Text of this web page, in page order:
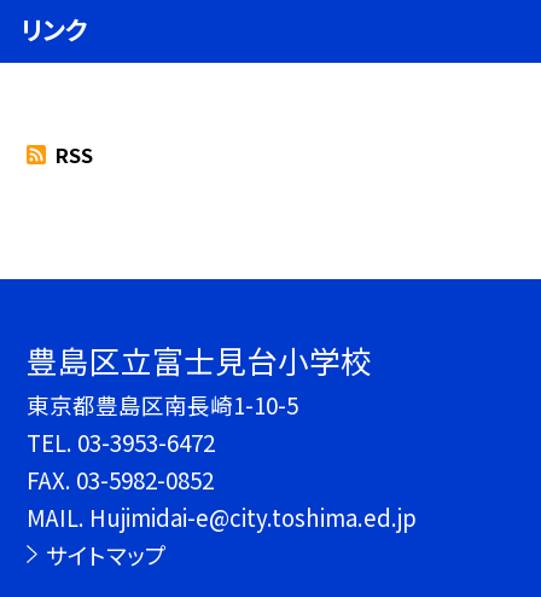
リンク
RSS
豊島区立富士見台小学校
東京都豊島区南長崎1-10-5
TEL. 03-3953-6472
FAX. 03-5982-0852
MAIL. Hujimidai-e@city.toshima.ed.jp
サイトマップ